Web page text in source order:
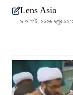
Lens Asia
৯ আগস্ট, ২০২৬ দুপুর